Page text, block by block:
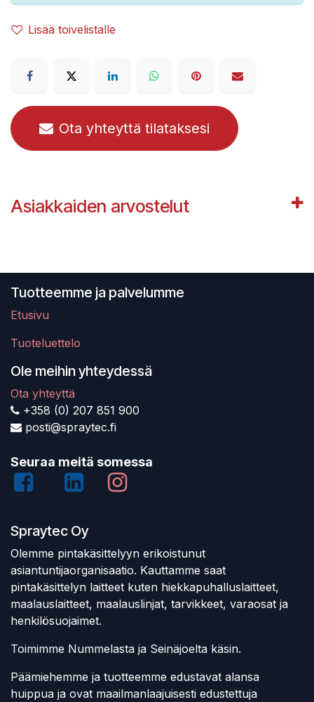
Lisää toivelistalle
Ota yhteyttä tilataksesi
Asiakkaiden arvostelut
Tuotteemme ja palvelumme
Etusivu
Tuoteluettelo
Ole meihin yhteydessä
Ota yhteyttä
+358 (0) 207 851 900
posti@spraytec.fi
Seuraa meitä somessa
Spraytec Oy
Olemme pintakäsittelyyn erikoistunut
asiantuntijaorganisaatio. Kauttamme saat
pintakäsittelyn laitteet kuten hiekkapuhalluslaitteet,
maalauslaitteet, maalauslinjat, tarvikkeet, varaosat ja
henkilösuojaimet.
Toimimme Nummelasta ja Seinäjoelta käsin.
Päämiehemme ja tuotteemme edustavat alansa
huippua ja ovat maailmanlaajuisesti edustettuja